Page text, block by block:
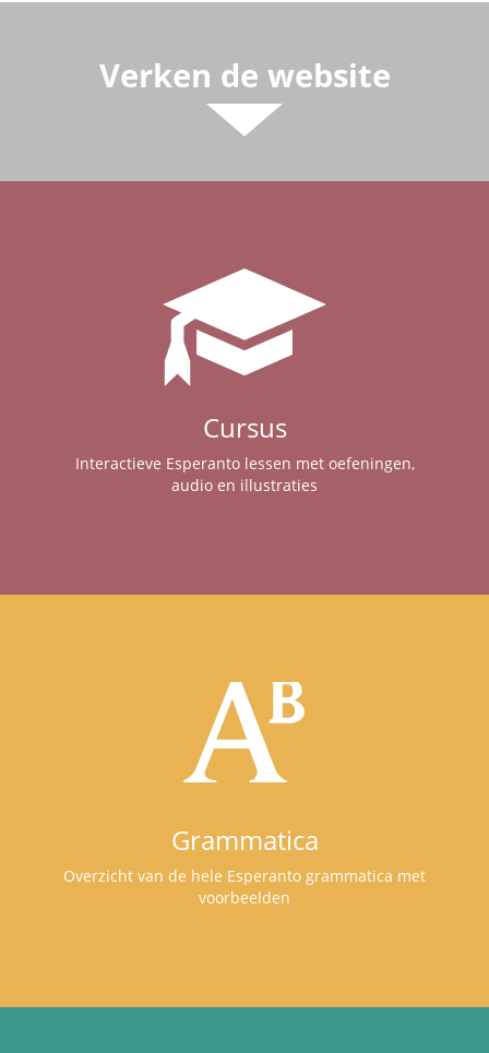
Verken de website
Cursus
Interactieve Esperanto lessen met oefeningen,
audio en illustraties
Grammatica
Overzicht van de hele Esperanto grammatica met
voorbeelden